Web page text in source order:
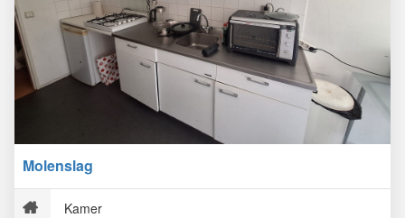
Molenslag
Kamer